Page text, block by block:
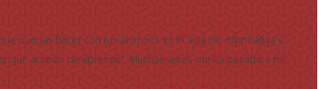
puedas hacer con tus alumnos en el aula de informática y
que acaban de aprender. Muchas veces me ha pasado a mi